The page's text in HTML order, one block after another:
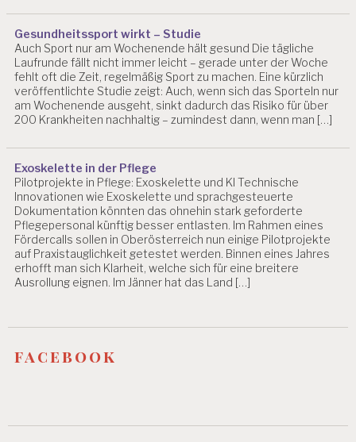
H
O
L
O
G
IE
Z
B
U
R
G
A
R
R
E
Gesundheitssport wirkt – Studie
Auch Sport nur am Wochenende hält gesund Die tägliche
Laufrunde fällt nicht immer leicht – gerade unter der Woche
fehlt oft die Zeit, regelmäßig Sport zu machen. Eine kürzlich
veröffentlichte Studie zeigt: Auch, wenn sich das Sporteln nur
am Wochenende ausgeht, sinkt dadurch das Risiko für über
200 Krankheiten nachhaltig – zumindest dann, wenn man […]
Exoskelette in der Pflege
Pilotprojekte in Pflege: Exoskelette und KI Technische
Innovationen wie Exoskelette und sprachgesteuerte
Dokumentation könnten das ohnehin stark geforderte
Pflegepersonal künftig besser entlasten. Im Rahmen eines
Fördercalls sollen in Oberösterreich nun einige Pilotprojekte
auf Praxistauglichkeit getestet werden. Binnen eines Jahres
erhofft man sich Klarheit, welche sich für eine breitere
Ausrollung eignen. Im Jänner hat das Land […]
facebook